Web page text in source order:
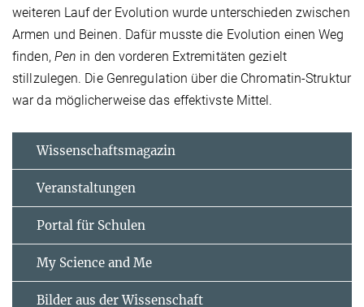
weiteren Lauf der Evolution wurde unterschieden zwischen
Armen und Beinen. Dafür musste die Evolution einen Weg
finden, Pen in den vorderen Extremitäten gezielt
stillzulegen. Die Genregulation über die Chromatin-Struktur
war da möglicherweise das effektivste Mittel.
Wissenschaftsmagazin
Veranstaltungen
Portal für Schulen
My Science and Me
Bilder aus der Wissenschaft